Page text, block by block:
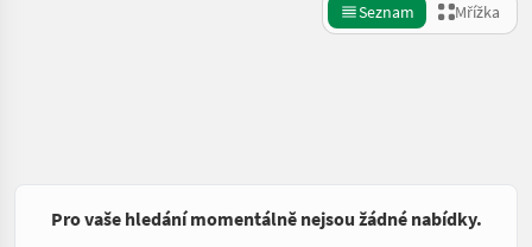
Seznam Mřížka
Pro vaše hledání momentálně nejsou žádné nabídky.